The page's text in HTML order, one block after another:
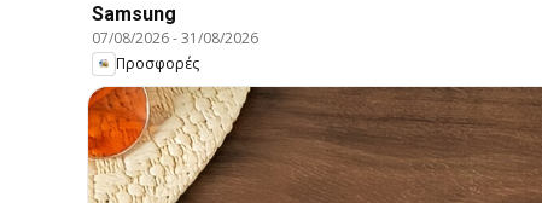
Samsung
07/08/2026-31/08/2026
Προσφορές